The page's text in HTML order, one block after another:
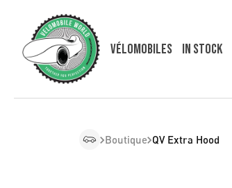
Vélomobiles In Stock
Boutique QV Extra Hood